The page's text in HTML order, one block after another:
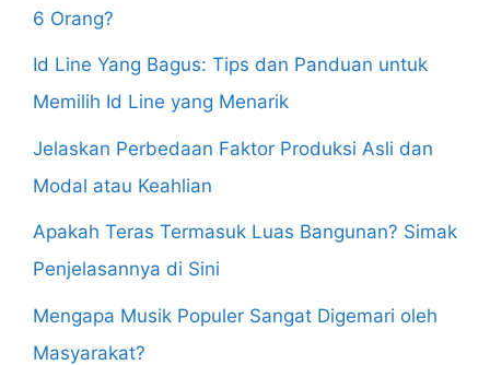
6 Orang?
Id Line Yang Bagus: Tips dan Panduan untuk
Memilih Id Line yang Menarik
Jelaskan Perbedaan Faktor Produksi Asli dan
Modal atau Keahlian
Apakah Teras Termasuk Luas Bangunan? Simak
Penjelasannya di Sini
Mengapa Musik Populer Sangat Digemari oleh
Masyarakat?